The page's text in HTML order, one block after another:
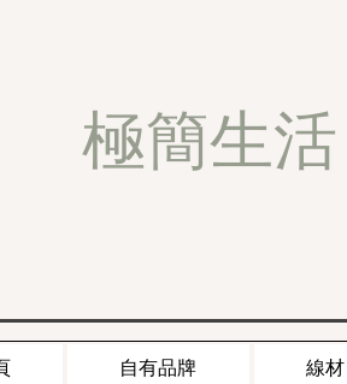
極簡生活
自有品牌 線材